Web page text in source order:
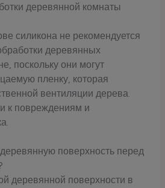
деревянной комнаты
силикона не рекомендуется
деревянных
поскольку они могут
пленку, которая
вентиляции дерева.
к повреждениям и
деревянную поверхность перед
деревянной поверхности в